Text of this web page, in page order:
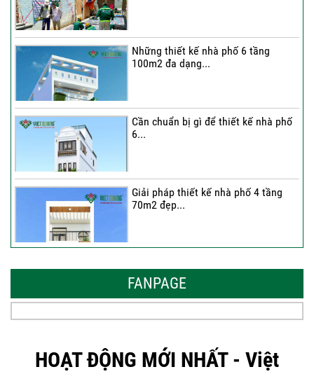
Những thiết kế nhà phố 6 tầng
100m2 đa dạng...
Cần chuẩn bị gì để thiết kế nhà phố
6...
Giải pháp thiết kế nhà phố 4 tầng
70m2 đẹp...
đẹp, sang...
50m2...
FANPAGE
HOẠT ĐỘNG MỚI NHẤT - Việt